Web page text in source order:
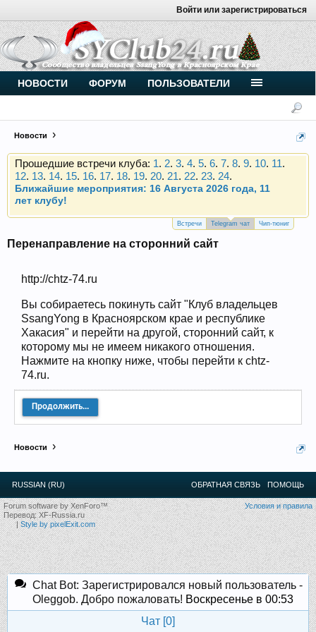
Войти или зарегистрироваться
Новости
Внимание, новые участники нашего клуба!
Основное общение происходит вTelegram-чате.
Присоединяйтесь.
Чип-тюнинг (прошивка) дизелей от
Vahmurka
12.13.14.15.16.17.18.19.20.21.22.23.24.
Ближайшие мероприятия: 16 Августа 2026 года, 11
лет клубу!
Внимание, новые участники нашего клуба!
Основное общение происходит вTelegram-чате.
Чип-тюнинг (прошивка) дизелей от
Прошедшие встречи клуба: 5. 8. 10
12.13.14 .15. 16.17.18.19.20. 21.22 .23.24.
Ближайшие мероприятия: 16 Августа 2026 года, 11
лет клубу!
Встречи Telegram чат Чип-тюниг
Перенаправление на сторонний сайт
http://chtz-74.ru
Вы собираетесь покинуть сайт "Клуб владельцев
SsangYong в Красноярском крае и республике
Хакасия" и перейти на другой, сторонний сайт, к
которому мы не имеем никакого отношения.
Нажмите на кнопку ниже, чтобы перейти к chtz-
74.ru.
Продолжить...
Новости
НОВОСТИ ФОРУМ ПОЛЬЗОВАТЕЛИ
RUSSIAN (RU) ОБРАТНАЯ СВЯЗЬ ПОМОЩЬ
Условия и правила
Forum software by XenForo™
Перевод:XF-Russia.ru
|Style by pixelExit.com
Chat Bot: Зарегистрировался новый пользователь -
Oleggob. Добро пожаловать! Воскресенье в 00:53
Чат [0]